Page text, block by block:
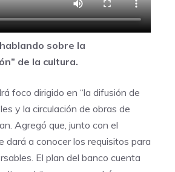
sobre la
de la cultura.
foco dirigido en “la difusión de
y la circulación de obras de
Agregó que, junto con el
dará a conocer los requisitos para
El plan del banco cuenta